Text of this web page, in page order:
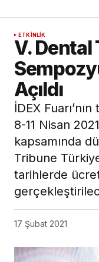
ETKINLIK
V.
Açıldı
İDEX
8-11 Nisan
kapsamında
Tribune
tarihlerde
17 Şubat 2021